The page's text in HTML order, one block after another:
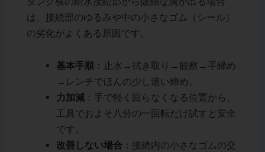
は、接続部のゆるみや中の小さなゴム（シール）
の劣化がよくある原因です。
基本手順：止水→拭き取り→観察→手締め
→レンチでほんの少し追い締め。
力加減：手で軽く回らなくなる位置から、
工具でおよそ八分の一回転だけ試すと安全
です。
改善しない場合：接続内の小さなゴムの交